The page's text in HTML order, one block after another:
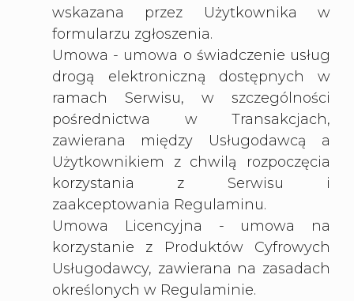
wskazana przez Użytkownika w
formularzu zgłoszenia.
Umowa - umowa o świadczenie usług
drogą elektroniczną dostępnych w
ramach Serwisu, w szczególności
pośrednictwa w Transakcjach,
zawierana między Usługodawcą a
Użytkownikiem z chwilą rozpoczęcia
korzystania z Serwisu i
zaakceptowania Regulaminu.
Umowa Licencyjna - umowa na
korzystanie z Produktów Cyfrowych
Usługodawcy, zawierana na zasadach
określonych w Regulaminie.